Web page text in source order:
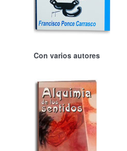
Con varios autores